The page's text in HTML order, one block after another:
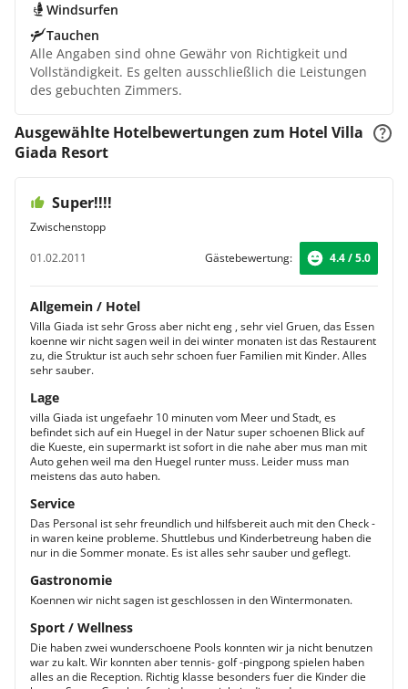
Windsurfen
Tauchen
Alle Angaben sind ohne Gewähr von Richtigkeit und
Vollständigkeit. Es gelten ausschließlich die Leistungen
des gebuchten Zimmers.
Ausgewählte Hotelbewertungen zum Hotel Villa
Giada Resort
Super!!!!
Zwischenstopp
01.02.2011
Gästebewertung: 4.4 / 5.0
Allgemein / Hotel
Villa Giada ist sehr Gross aber nicht eng , sehr viel Gruen, das Essen
koenne wir nicht sagen weil in dei winter monaten ist das Restaurent
zu, die Struktur ist auch sehr schoen fuer Familien mit Kinder. Alles
sehr sauber.
Lage
villa Giada ist ungefaehr 10 minuten vom Meer und Stadt, es
befindet sich auf ein Huegel in der Natur super schoenen Blick auf
die Kueste, ein supermarkt ist sofort in die nahe aber mus man mit
Auto gehen weil ma den Huegel runter muss. Leider muss man
meistens das auto haben.
Service
Das Personal ist sehr freundlich und hilfsbereit auch mit den Check -
in waren keine probleme. Shuttlebus und Kinderbetreung haben die
nur in die Sommer monate. Es ist alles sehr sauber und geflegt.
Gastronomie
Koennen wir nicht sagen ist geschlossen in den Wintermonaten.
Sport / Wellness
Die haben zwei wunderschoene Pools konnten wir ja nicht benutzen
war zu kalt. Wir konnten aber tennis- golf -pingpong spielen haben
alles an die Reception. Richtig klasse besonders fuer die Kinder die